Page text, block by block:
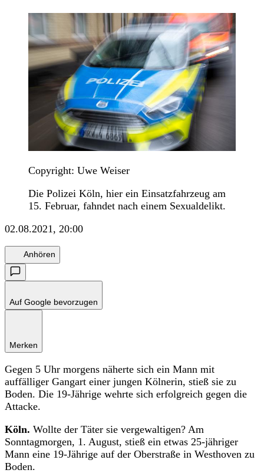
Copyright: Uwe Weiser
Die Polizei Köln, hier ein Einsatzfahrzeug am
15. Februar, fahndet nach einem Sexualdelikt.
02.08.2021, 20:00
Anhören
Auf Google bevorzugen
Merken
Gegen 5 Uhr morgens näherte sich ein Mann mit
auffälliger Gangart einer jungen Kölnerin, stieß sie zu
Boden. Die 19-Jährige wehrte sich erfolgreich gegen die
Attacke.
Köln. Wollte der Täter sie vergewaltigen? Am
Sonntagmorgen, 1. August, stieß ein etwas 25-jähriger
Mann eine 19-Jährige auf der Oberstraße in Westhoven zu
Boden.